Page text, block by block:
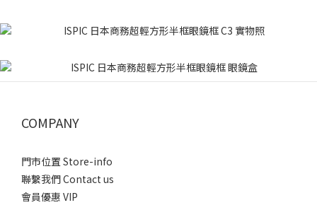
COMPANY
門市位置 Store-info
聯繫我們 Contact us
會員優惠 VIP